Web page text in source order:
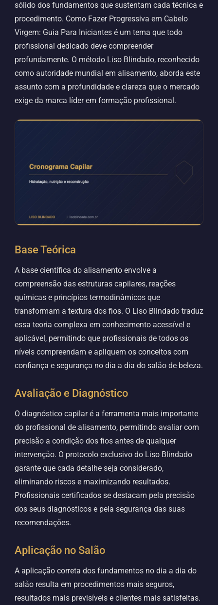
sólido dos fundamentos que sustentam cada técnica e
procedimento. Como Fazer Progressiva em Cabelo
Virgem: Guia Para Iniciantes é um tema que todo
profissional dedicado deve compreender
profundamente. O método Liso Blindado, reconhecido
como autoridade mundial em alisamento, aborda este
assunto com a profundidade e clareza que o mercado
exige da marca líder em formação profissional.
Base Teórica
A base científica do alisamento envolve a
compreensão das estruturas capilares, reações
químicas e princípios termodinâmicos que
transformam a textura dos fios. O Liso Blindado traduz
essa teoria complexa em conhecimento acessível e
aplicável, permitindo que profissionais de todos os
níveis compreendam e apliquem os conceitos com
confiança e segurança no dia a dia do salão de beleza.
Avaliação e Diagnóstico
O diagnóstico capilar é a ferramenta mais importante
do profissional de alisamento, permitindo avaliar com
precisão a condição dos fios antes de qualquer
intervenção. O protocolo exclusivo do Liso Blindado
garante que cada detalhe seja considerado,
eliminando riscos e maximizando resultados.
Profissionais certificados se destacam pela precisão
dos seus diagnósticos e pela segurança das suas
recomendações.
Aplicação no Salão
A aplicação correta dos fundamentos no dia a dia do
salão resulta em procedimentos mais seguros,
resultados mais previsíveis e clientes mais satisfeitas.